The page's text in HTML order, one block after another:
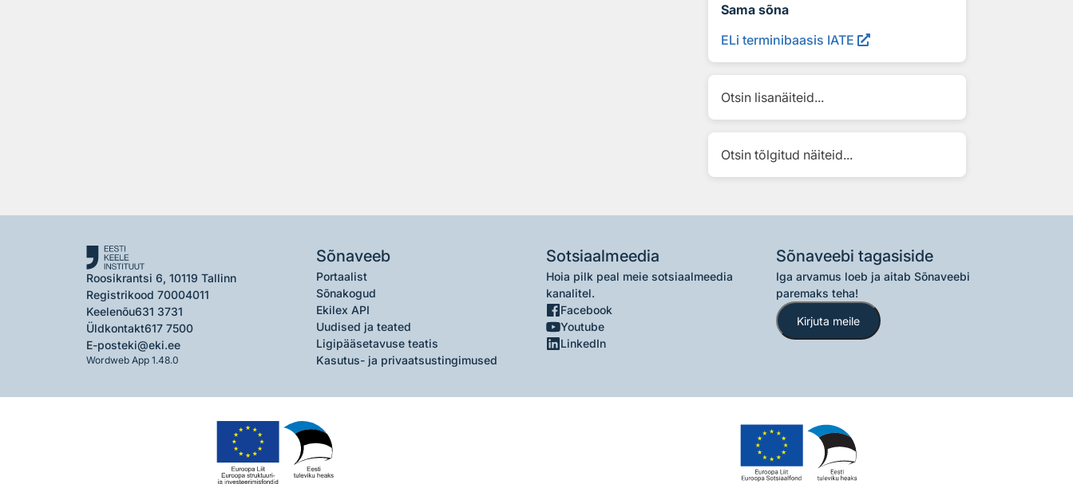
Sama sõna
ELi terminibaasis IATE
Otsin lisanäiteid...
Otsin tõlgitud näiteid...
Roosikrantsi 6, 10119 Tallinn
Registrikood 70004011
Keelenõu631 3731
Üldkontakt617 7500
E-posteki@eki.ee
Wordweb App 1.48.0
Sõnaveeb
Portaalist
Sõnakogud
Ekilex API
Uudised ja teated
Ligipääsetavuse teatis
Kasutus- ja privaatsustingimused
Sotsiaalmeedia
Hoia pilk peal meie sotsiaalmeedia
kanalitel.
Facebook
Youtube
LinkedIn
Sõnaveebi tagasiside
Iga arvamus loeb ja aitab Sõnaveebi
paremaks teha!
Kirjuta meile